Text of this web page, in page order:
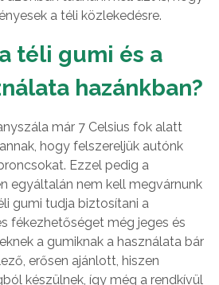
a téli közlekedésre.
téli gumi és a
hazánkban?
már 7 Celsius fok alatt
hogy felszereljük autónk
Ezzel pedig a
egyáltalán nem kell megvárnunk
gumi tudja biztosítani a
fékezhetőséget még jeges és
a gumiknak a használata bár
erősen ajánlott, hiszen
készülnek, így még a rendkívül